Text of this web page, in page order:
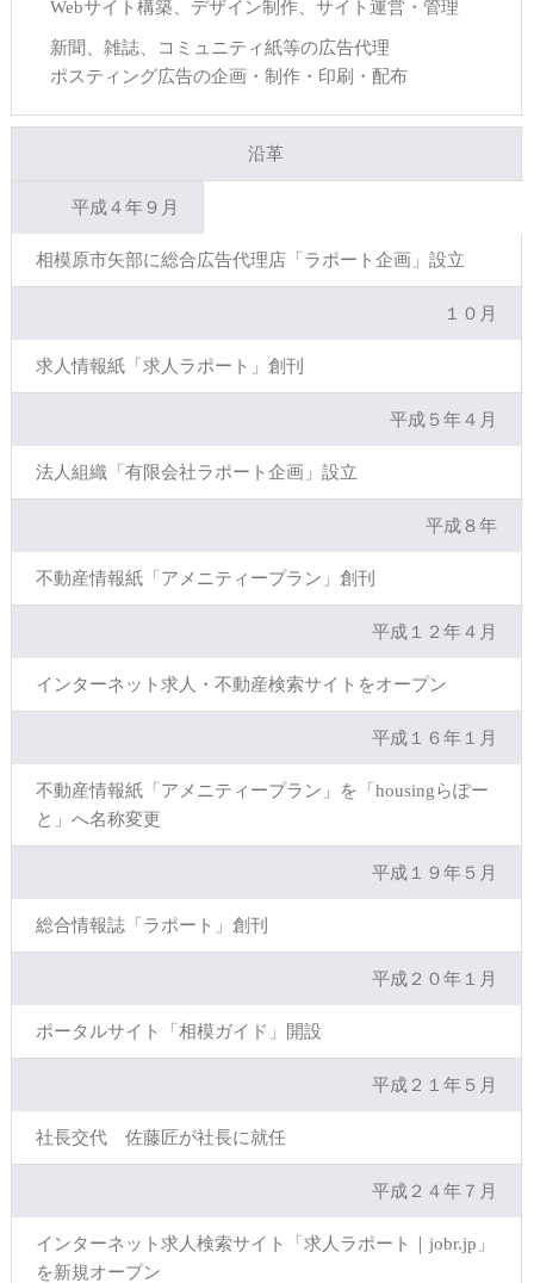
Webサイト構築、デザイン制作、サイト運営・管理
新聞、雑誌、コミュニティ紙等の広告代理
ポスティング広告の企画・制作・印刷・配布
沿革
平成４年９月
相模原市矢部に総合広告代理店「ラポート企画」設立
１０月
求人情報紙「求人ラポート」創刊
平成５年４月
法人組織「有限会社ラポート企画」設立
平成８年
不動産情報紙「アメニティープラン」創刊
平成１２年４月
インターネット求人・不動産検索サイトをオープン
平成１６年１月
不動産情報紙「アメニティープラン」を「housingらぽー
と」へ名称変更
平成１９年５月
総合情報誌「ラポート」創刊
平成２０年１月
ポータルサイト「相模ガイド」開設
平成２１年５月
社長交代 佐藤匠が社長に就任
平成２４年７月
インターネット求人検索サイト「求人ラポート｜jobr.jp」
を新規オープン